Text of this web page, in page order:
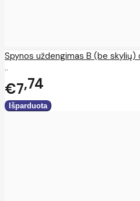
Spynos uždengimas B (be skylių)
..
€7 74